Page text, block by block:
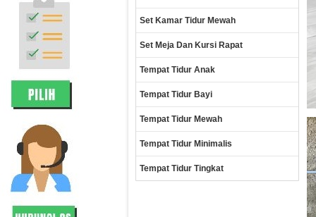
Set Kamar Tidur Mewah
Set Meja Dan Kursi Rapat
Tempat Tidur Anak
Tempat Tidur Bayi
Tempat Tidur Mewah
Tempat Tidur Minimalis
Tempat Tidur Tingkat